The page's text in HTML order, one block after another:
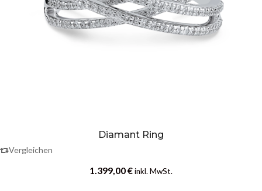
Diamant Ring
Vergleichen
1.399,00€inkl. MwSt.